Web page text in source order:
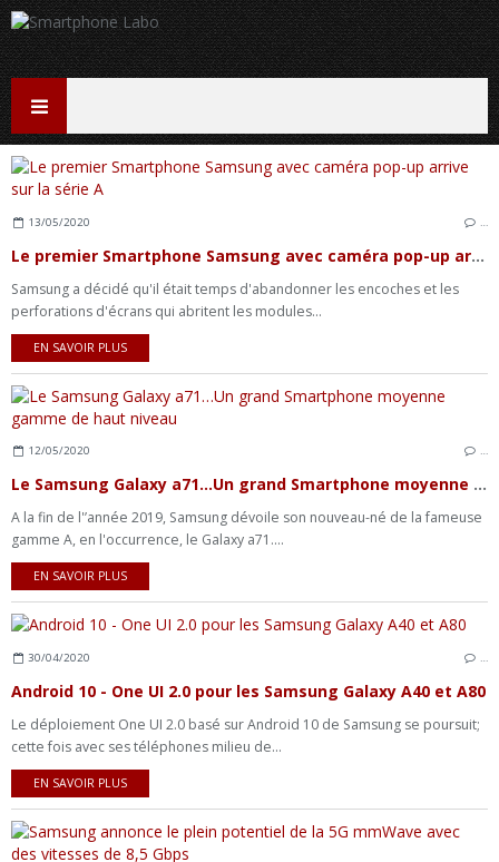
13/05/2020 …
Le premier Smartphone Samsung avec caméra pop-up arrive sur la série A
Samsung a décidé qu'il était temps d'abandonner les encoches et les
perforations d'écrans qui abritent les modules...
EN SAVOIR PLUS
12/05/2020 …
Le Samsung Galaxy a71…Un grand Smartphone moyenne gamme de haut niveau
A la fin de l'’année 2019, Samsung dévoile son nouveau-né de la fameuse
gamme A, en l'occurrence, le Galaxy a71....
EN SAVOIR PLUS
30/04/2020 …
Android 10 - One UI 2.0 pour les Samsung Galaxy A40 et A80
Le déploiement One UI 2.0 basé sur Android 10 de Samsung se poursuit;
cette fois avec ses téléphones milieu de...
EN SAVOIR PLUS